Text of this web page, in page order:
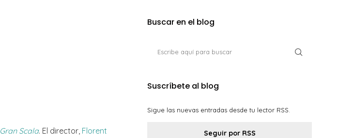
Gran Scala. El director, Florent
Buscar en el blog
Suscríbete al blog
Sigue las nuevas entradas desde tu lector RSS.
Seguir por RSS